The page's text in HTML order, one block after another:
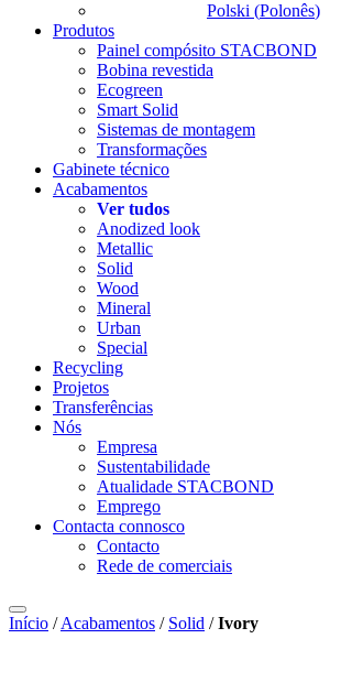
Polski (Polonês)
Produtos
Painel compósito STACBOND
Bobina revestida
Ecogreen
Smart Solid
Sistemas de montagem
Transformações
Gabinete técnico
Acabamentos
Ver tudos
Anodized look
Metallic
Solid
Wood
Mineral
Urban
Special
Recycling
Projetos
Transferências
Nós
Empresa
Sustentabilidade
Atualidade STACBOND
Emprego
Contacta connosco
Contacto
Rede de comerciais
Início /Acabamentos / Solid /Ivory